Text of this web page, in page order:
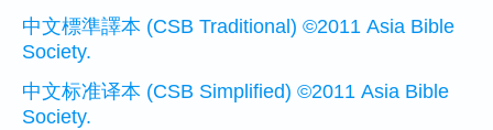
中文標準譯本 (CSB Traditional) ©2011 Asia Bible
Society.
中文标准译本 (CSB Simplified) ©2011 Asia Bible
Society.